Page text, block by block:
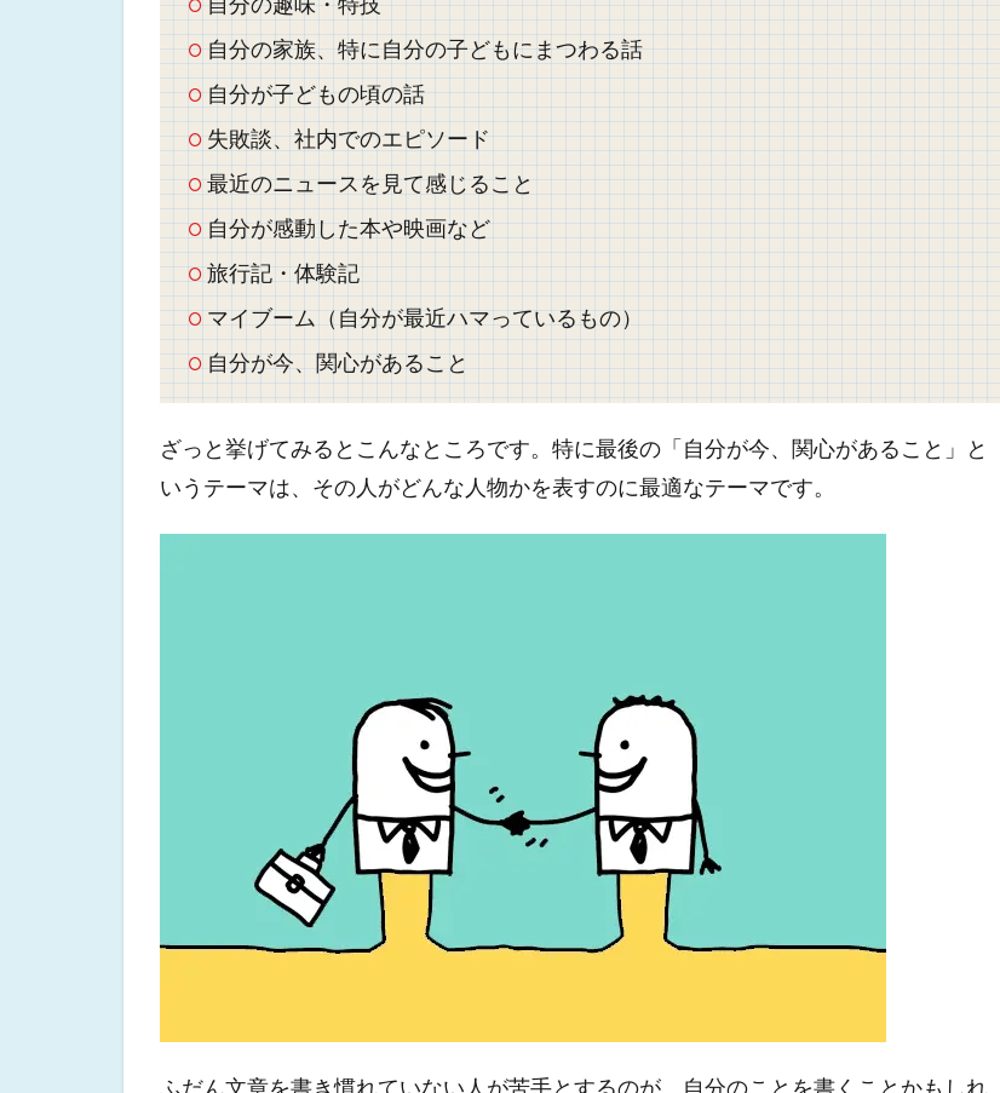
自分の家族、特に自分の子どもにまつわる話
自分が子どもの頃の話
失敗談、社内でのエピソード
最近のニュースを見て感じること
自分が感動した本や映画など
旅行記・体験記
マイブーム（自分が最近ハマっているもの）
自分が今、関心があること
ざっと挙げてみるとこんなところです。特に最後の「自分が今、関心があること」と
いうテーマは、その人がどんな人物かを表すのに最適なテーマです。
ふだん文章を書き慣れていない人が苦手とするのが、自分のことを書くことかもしれ